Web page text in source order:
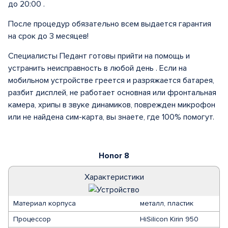
Honor 8
Характеристики
Материал корпуса
металл, пластик
Процессор
HiSilicon Kirin 950
до 20:00 .
После процедур обязательно всем выдается гарантия
на срок до 3 месяцев!
Специалисты Педант готовы прийти на помощь и
устранить неисправность в любой день . Если на
мобильном устройстве греется и разряжается батарея,
разбит дисплей, не работает основная или фронтальная
камера, хрипы в звуке динамиков, поврежден микрофон
или не найдена сим-карта, вы знаете, где 100% помогут.